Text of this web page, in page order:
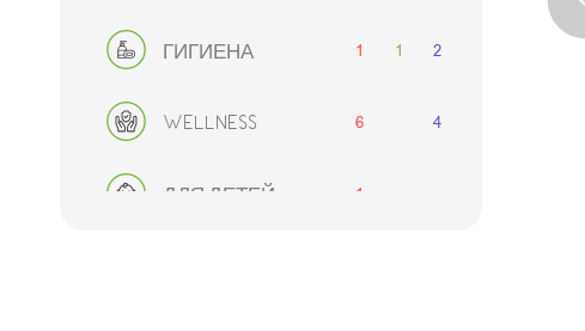
ГИГИЕНА 1 1 2
WELLNESS 6 4
ДЛЯ ДЕТЕЙ 1